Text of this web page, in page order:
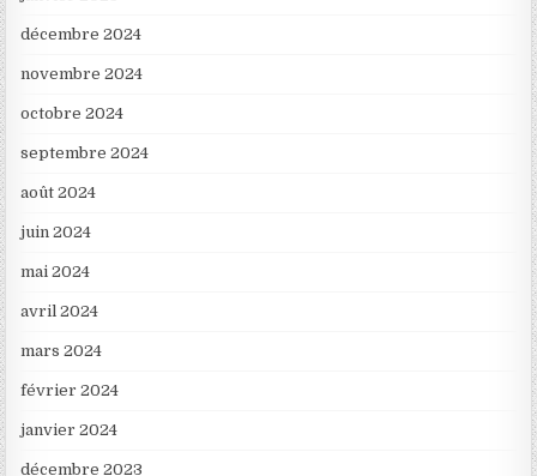
décembre 2024
novembre 2024
octobre 2024
septembre 2024
août 2024
juin 2024
mai 2024
avril 2024
mars 2024
février 2024
janvier 2024
décembre 2023